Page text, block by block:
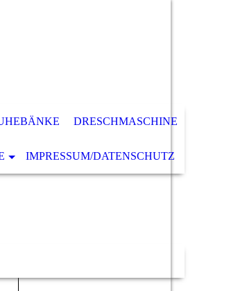
DRESCHMASCHINE
IMPRESSUM/DATENSCHUTZ